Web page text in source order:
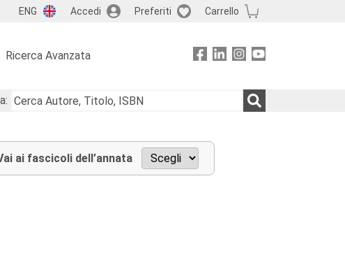
ENG Accedi Preferiti Carrello
Ricerca Avanzata
ai fascicoli dell’annata